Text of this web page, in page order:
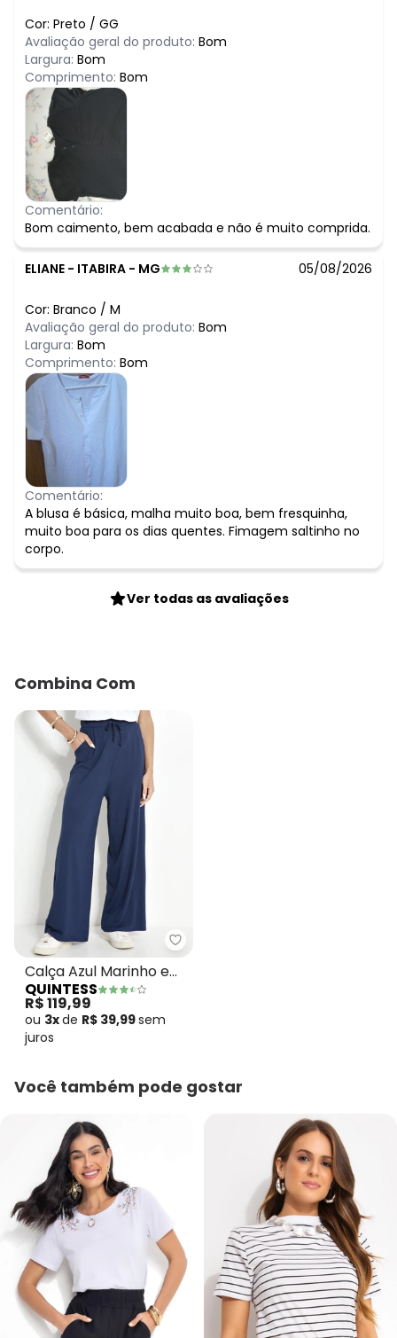
Cor: Preto / GG
Avaliação geral do produto: Bom
Largura: Bom
Comprimento: Bom
Comentário:
Bom caimento, bem acabada e não é muito comprida.
ELIANE - ITABIRA - MG 05/08/2026
Cor: Branco / M
Avaliação geral do produto: Bom
Largura: Bom
Comprimento: Bom
Comentário:
A blusa é básica, malha muito boa, bem fresquinha,
muito boa para os dias quentes. Fimagem saltinho no
corpo.
Ver todas as avaliações
Combina Com
Quintess - Calça Azul Marinho
Calça Azul Marinho em
Malha de Viscose
QUINTESS
R$ 119,99
ou 3xde R$ 39,99sem
juros
Você também pode gostar